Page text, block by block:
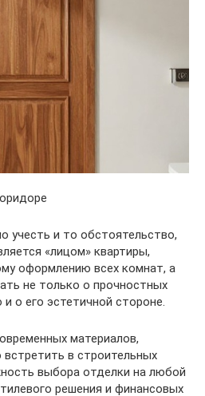
учесть и то обстоятельство,
«лицом» квартиры,
оформлению всех комнат, а
не только о прочностных
и о его эстетичной стороне.
материалов,
в строительных
выбора отделки на любой
решения и финансовых